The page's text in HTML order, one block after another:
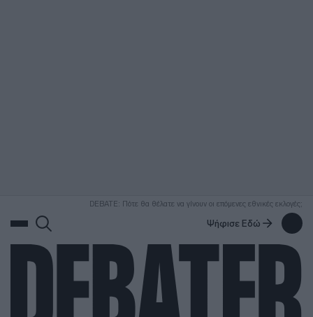
DEBATE: Πότε θα θέλατε να γίνουν οι επόμενες εθνικές εκλογές;
Ψήφισε Εδώ